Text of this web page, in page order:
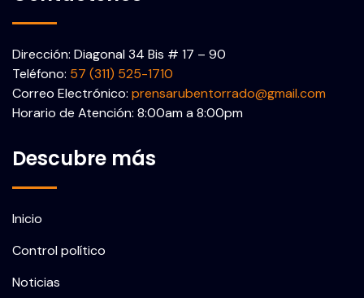
Dirección: Diagonal 34 Bis # 17 – 90
Teléfono: 57 (311) 525-1710
Correo Electrónico: prensarubentorrado@gmail.com
Horario de Atención: 8:00am a 8:00pm
Descubre más
Inicio
Control político
Noticias